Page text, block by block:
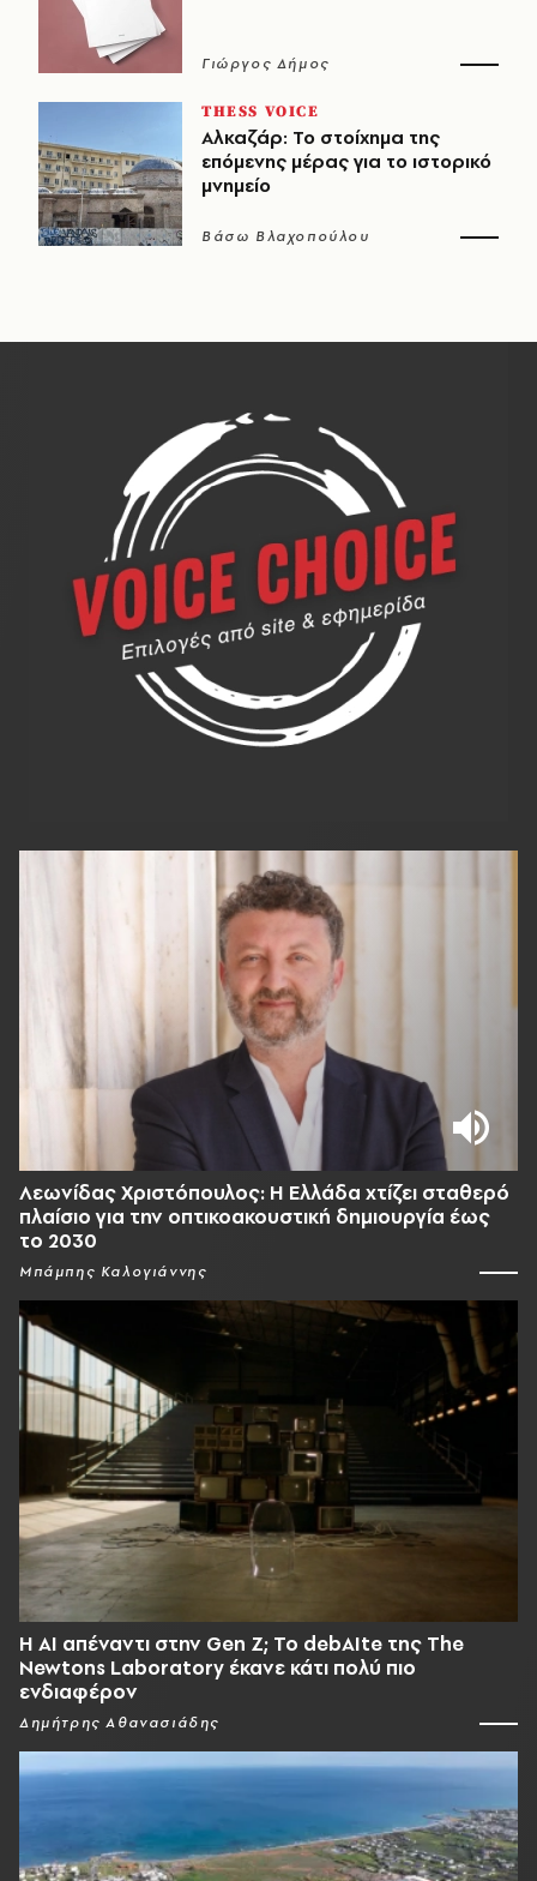
Γιώργος Δήμος
THESS VOICE
Αλκαζάρ: Το στοίχημα της
επόμενης μέρας για το ιστορικό
μνημείο
Βάσω Βλαχοπούλου
Λεωνίδας Χριστόπουλος: Η Ελλάδα χτίζει σταθερό
πλαίσιο για την οπτικοακουστική δημιουργία έως
το 2030
Μπάμπης Καλογιάννης
Η AI απέναντι στην Gen Z; Το debAIte της The
Newtons Laboratory έκανε κάτι πολύ πιο
ενδιαφέρον
Δημήτρης Αθανασιάδης